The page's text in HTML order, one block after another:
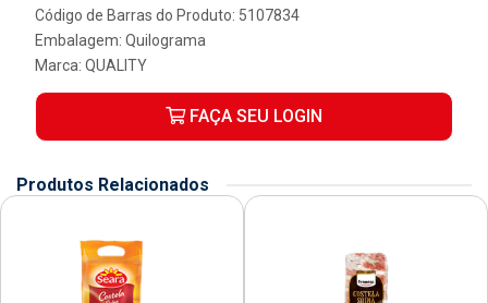
Código de Barras do Produto: 5107834
Embalagem: Quilograma
Marca: QUALITY
FAÇA SEU LOGIN
Produtos Relacionados